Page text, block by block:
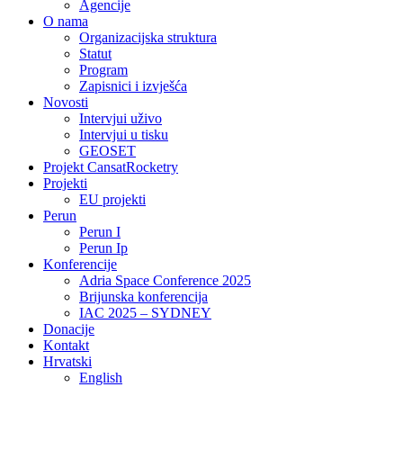
Agencije
O nama
Organizacijska struktura
Statut
Program
Zapisnici i izvješća
Novosti
Intervjui uživo
Intervjui u tisku
GEOSET
Projekt CansatRocketry
Projekti
EU projekti
Perun
Perun I
Perun Ip
Konferencije
Adria Space Conference 2025
Brijunska konferencija
IAC 2025 – SYDNEY
Donacije
Kontakt
Hrvatski
English